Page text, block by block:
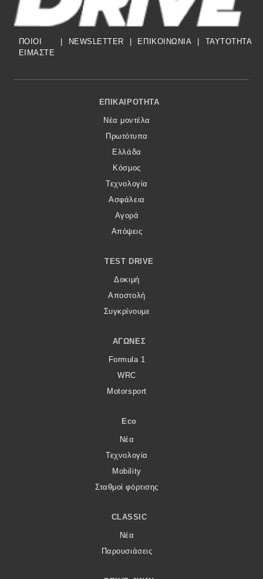
ΠΟΙΟΙ
ΕΙΜΑΣΤΕ
NEWSLETTER ΕΠΙΚΟΙΝΩΝΙΑ TAYTOTHTA
Footer Menu
ΕΠΙΚΑΙΡΌΤΗΤΑ
Νέα μοντέλα
Πρωτότυπα
Ελλάδα
Κόσμος
Τεχνολογία
Ασφάλεια
Αγορά
Απόψεις
TEST DRIVE
Δοκιμή
Αποστολή
Συγκρίνουμε
ΑΓΏΝΕΣ
Formula 1
WRC
Motorsport
Eco
Νέα
Τεχνολογία
Mobility
Σταθμοί φόρτισης
CLASSIC
Νέα
Παρουσιάσεις